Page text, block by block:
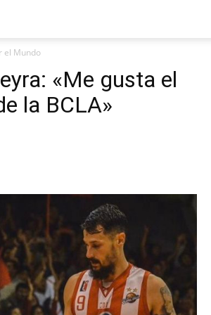
el Mundo
«Me gusta el
la BCLA»